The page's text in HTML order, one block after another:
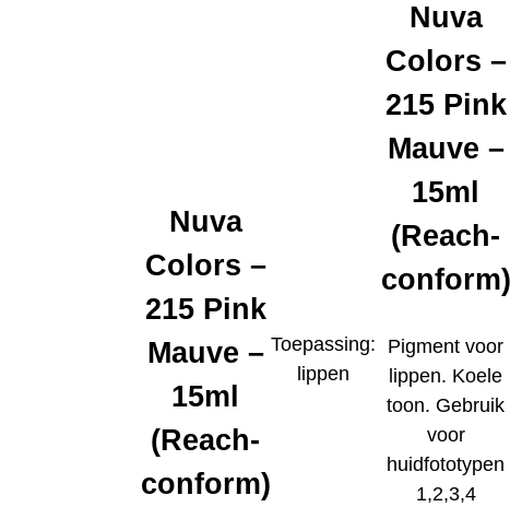
Nuva
Colors –
215 Pink
Mauve –
15ml
(Reach-
conform)
Toepassing:
lippen
Nuva
Colors –
215 Pink
Mauve –
15ml
(Reach-
conform)
Pigment voor
lippen. Koele
toon. Gebruik
voor
huidfototypen
1,2,3,4